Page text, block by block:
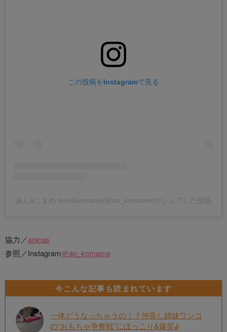
この投稿をInstagramで見る
あん&こまめ ann&komame(@an_komame)がシェアした投稿
協力／anicas
参照／Instagram＠an_komame
今こんな記事も読まれています
一体どうなっちゃうの！？仲良し姉妹ワンコ
の“おもちゃ争奪戦”にほっこり&爆笑♪